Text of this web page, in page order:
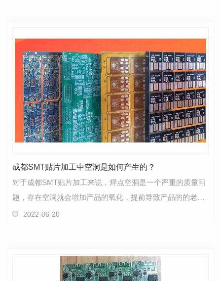
成都SMT贴片加工中空洞是如何产生的？
对于成都SMT贴片加工来说，焊点空洞是一个严重的质量问
题，存在空洞就会增加产品的氧化，提前导致产品的的老化
反应加深。那么，SMT贴片加工中空洞是如何产生的？下…
2022-06-20